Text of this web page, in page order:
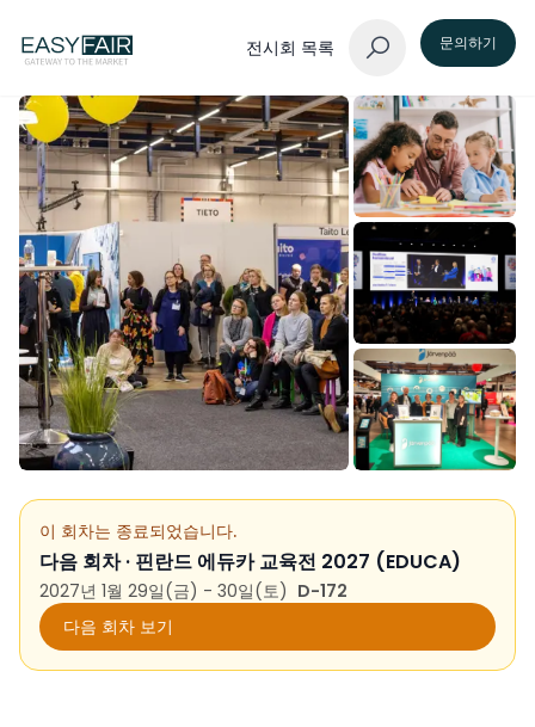
전시회 목록 문의하기
이 회차는 종료되었습니다.
다음 회차 · 핀란드 에듀카 교육전 2027 (EDUCA)
2027년 1월 29일(금) - 30일(토) D-172
다음 회차 보기